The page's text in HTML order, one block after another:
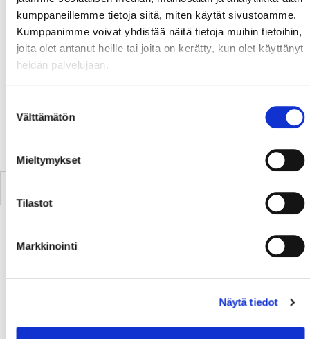
kumppaneillemme tietoja siitä, miten käytät sivustoamme.
Kumppanimme voivat yhdistää näitä tietoja muihin tietoihin,
joita olet antanut heille tai joita on kerätty, kun olet käyttänyt
heidän palvelujaan.
valinta
Välttämätön
Mieltymykset
Tilastot
Markkinointi
Näytä tiedot
3-5 48:53 Matias Myttynen (Balazs Sebok, Mikko
Nuutinen)
4-5 55:02 Joel Kiviranta (Aleksi Ainali, Jesse Paukku)
TABELLEN
P/O